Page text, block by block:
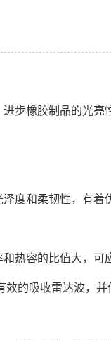
步橡胶制品的光
度和柔韧性，有着
热容的比值大，
的吸收雷达波，并